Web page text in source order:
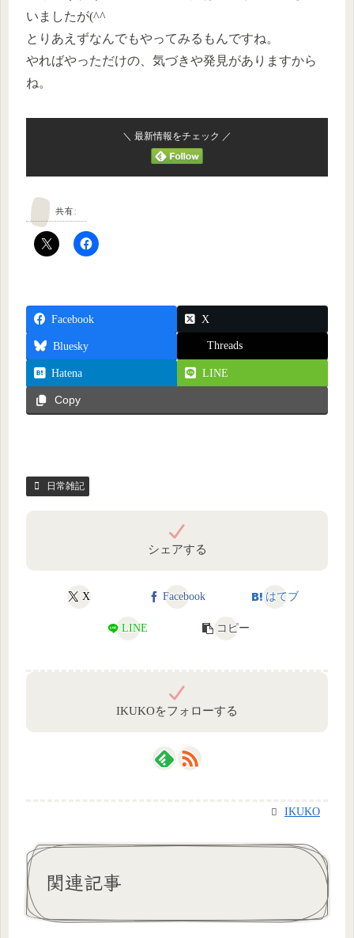
いましたが(^^ゞ
とりあえずなんでもやってみるもんですね。
やればやっただけの、気づきや発見がありますから
ね。
＼ 最新情報をチェック ／
共有:
Facebook X
Bluesky Threads
Hatena LINE
Copy
日常雑記
シェアする
X Facebook はてブ
LINE コピー
IKUKOをフォローする
IKUKO
関連記事